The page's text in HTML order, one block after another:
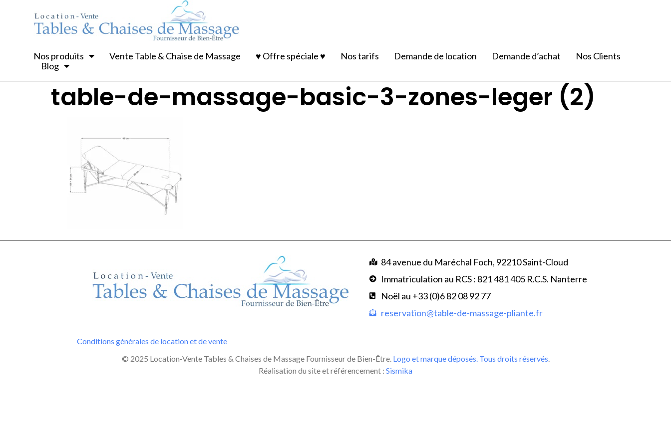
Nos produits Vente Table & Chaise de Massage ♥ Offre spéciale ♥ Nos tarifs Demande de location Demande d’achat
Nos Clients
Blog
table-de-massage-basic-3-zones-leger (2)
84 avenue du Maréchal Foch, 92210 Saint-Cloud
Immatriculation au RCS : 821 481 405 R.C.S. Nanterre
Noël au +33 (0)6 82 08 92 77
reservation@table-de-massage-pliante.fr
Conditions générales de location et de vente
© 2025 Location-Vente Tables & Chaises de Massage Fournisseur de Bien-Être. Logo et marque déposés. Tous droits réservés
Réalisation du site et référencement : Sismika